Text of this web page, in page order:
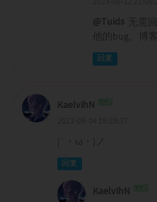
@Tuids
无需
他的bug。博
回复
KaelvihN
|´・ω・)ノ
回复
KaelvihN